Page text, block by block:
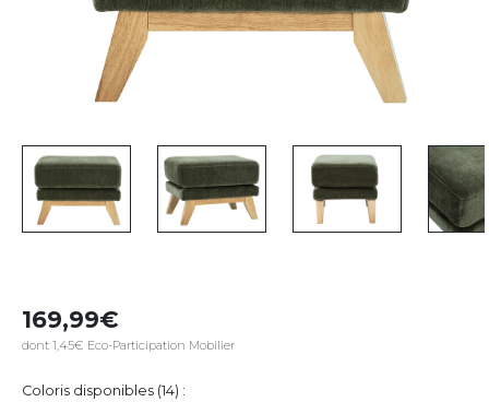
169,99
dont 1,45€ Eco-Participation Mobilier
Coloris disponibles (14) :